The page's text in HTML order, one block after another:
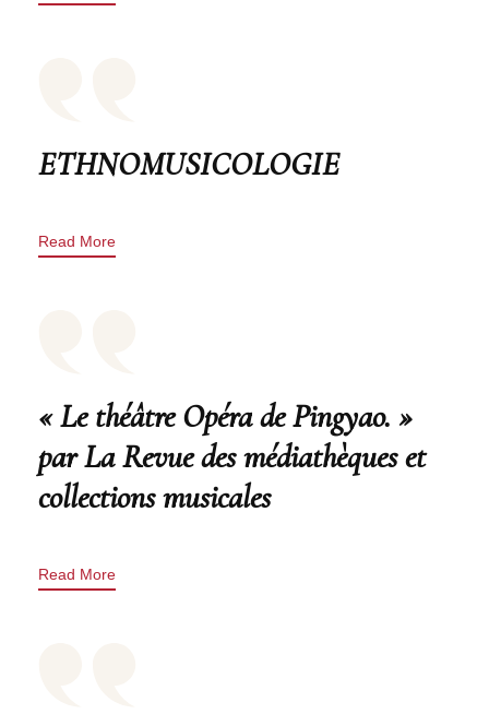
ETHNOMUSICOLOGIE
Read More
« Le théâtre Opéra de Pingyao. »
par La Revue des médiathèques et
collections musicales
Read More